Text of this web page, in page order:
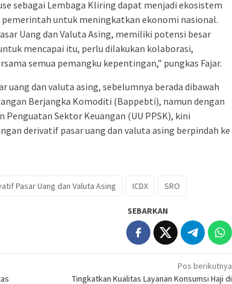
sebagai Lembaga Kliring dapat menjadi ekosistem
untuk meningkatkan ekonomi nasional.
Uang dan Valuta Asing, memiliki potensi besar
mencapai itu, perlu dilakukan kolaborasi,
semua pemangku kepentingan,” pungkas Fajar.
uang dan valuta asing, sebelumnya berada dibawah
Berjangka Komoditi (Bappebti), namun dengan
Penguatan Sektor Keuangan (UU PPSK), kini
derivatif pasar uang dan valuta asing berpindah ke
Pasar Uang dan Valuta Asing ICDX SRO
SEBARKAN
Pos berikutnya
Tingkatkan Kualitas Layanan Konsumsi Haji di